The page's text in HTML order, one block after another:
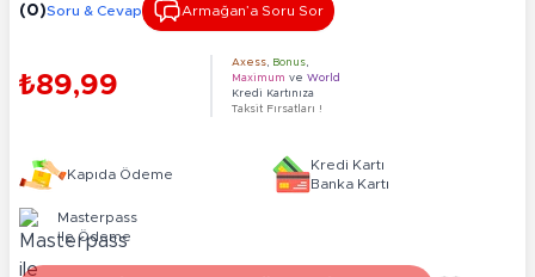
(0)Soru & Cevap Armağan’a Soru Sor
₺89,99
Axess Bonus
Maximum ve World
Kredi Kartınıza
Taksit Fırsatları !
Kapıda Ödeme
Kredi Kartı
Banka Kartı
Masterpass
ile Ödeme